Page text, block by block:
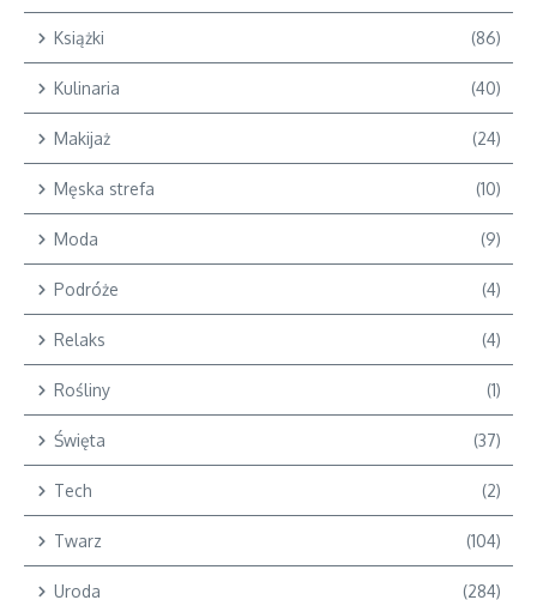
Książki (86)
Kulinaria (40)
Makijaż (24)
Męska strefa (10)
Moda (9)
Podróże (4)
Relaks (4)
Rośliny (1)
Święta (37)
Tech (2)
Twarz (104)
Uroda (284)